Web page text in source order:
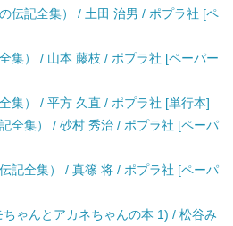
伝記全集） / 土田 治男 / ポプラ社 [ペ
集） / 山本 藤枝 / ポプラ社 [ペーパー
集） / 平方 久直 / ポプラ社 [単行本]
全集） / 砂村 秀治 / ポプラ社 [ペーパ
記全集） / 真篠 将 / ポプラ社 [ペーパ
ゃんとアカネちゃんの本 1) / 松谷み